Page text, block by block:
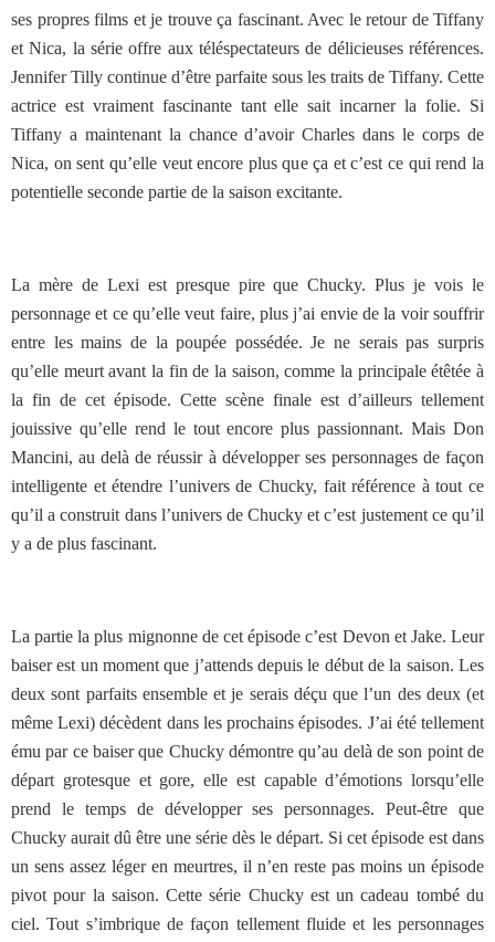
ses propres films et je trouve ça fascinant. Avec le retour de Tiffany
et Nica, la série offre aux téléspectateurs de délicieuses références.
Jennifer Tilly continue d’être parfaite sous les traits de Tiffany. Cette
actrice est vraiment fascinante tant elle sait incarner la folie. Si
Tiffany a maintenant la chance d’avoir Charles dans le corps de
Nica, on sent qu’elle veut encore plus que ça et c’est ce qui rend la
potentielle seconde partie de la saison excitante.
La mère de Lexi est presque pire que Chucky. Plus je vois le
personnage et ce qu’elle veut faire, plus j’ai envie de la voir souffrir
entre les mains de la poupée possédée. Je ne serais pas surpris
qu’elle meurt avant la fin de la saison, comme la principale étêtée à
la fin de cet épisode. Cette scène finale est d’ailleurs tellement
jouissive qu’elle rend le tout encore plus passionnant. Mais Don
Mancini, au delà de réussir à développer ses personnages de façon
intelligente et étendre l’univers de Chucky, fait référence à tout ce
qu’il a construit dans l’univers de Chucky et c’est justement ce qu’il
y a de plus fascinant.
La partie la plus mignonne de cet épisode c’est Devon et Jake. Leur
baiser est un moment que j’attends depuis le début de la saison. Les
deux sont parfaits ensemble et je serais déçu que l’un des deux (et
même Lexi) décèdent dans les prochains épisodes. J’ai été tellement
ému par ce baiser que Chucky démontre qu’au delà de son point de
départ grotesque et gore, elle est capable d’émotions lorsqu’elle
prend le temps de développer ses personnages. Peut-être que
Chucky aurait dû être une série dès le départ. Si cet épisode est dans
un sens assez léger en meurtres, il n’en reste pas moins un épisode
pivot pour la saison. Cette série Chucky est un cadeau tombé du
ciel. Tout s’imbrique de façon tellement fluide et les personnages